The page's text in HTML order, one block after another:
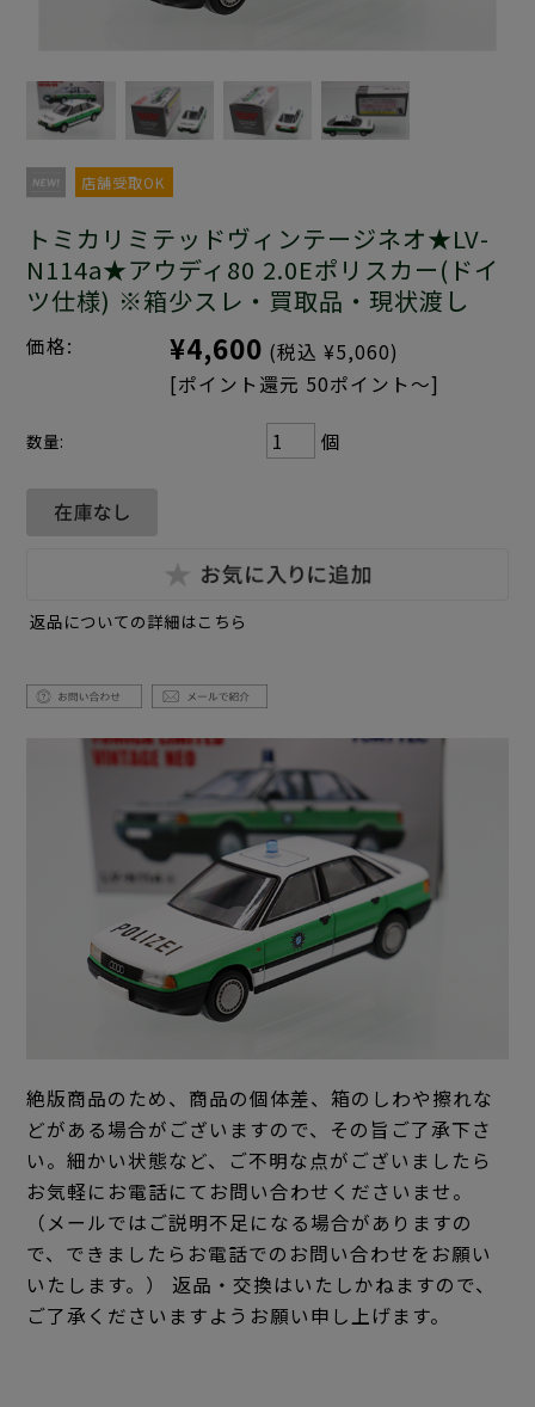
店舗受取OK
トミカリミテッドヴィンテージネオ★LV-
N114a★アウディ80 2.0Eポリスカー(ドイ
ツ仕様) ※箱少スレ・買取品・現状渡し
価格: ¥4,600 (税込 ¥5,060)
[ポイント還元 50ポイント～]
数量: 個
返品についての詳細はこちら
絶版商品のため、商品の個体差、箱のしわや擦れな
どがある場合がございますので、その旨ご了承下さ
い。細かい状態など、ご不明な点がございましたら
お気軽にお電話にてお問い合わせくださいませ。
（メールではご説明不足になる場合がありますの
で、できましたらお電話でのお問い合わせをお願い
いたします。） 返品・交換はいたしかねますので、
ご了承くださいますようお願い申し上げます。